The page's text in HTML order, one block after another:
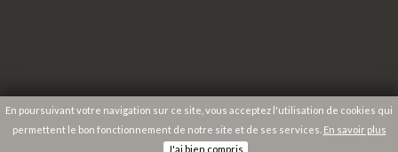
Copyright 2026 Charles-Péguy Bobigny |Mentions légales
En poursuivant votre navigation sur ce site, vous acceptez l'utilisation de cookies qui
permettent le bon fonctionnement de notre site et de ses services. En savoir plus
J'ai bien compris